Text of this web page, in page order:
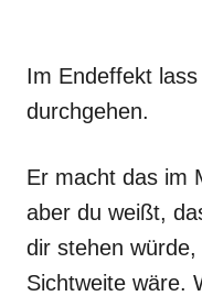
Im Endeffekt
durchgehen.
Er macht das im
aber du weißt,
dir stehen
Sichtweite wäre.